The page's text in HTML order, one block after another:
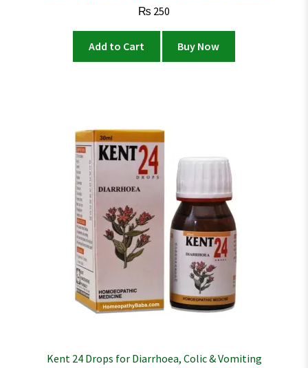
₨ 250
Add to Cart Buy Now
Kent 24 Drops for Diarrhoea, Colic & Vomiting